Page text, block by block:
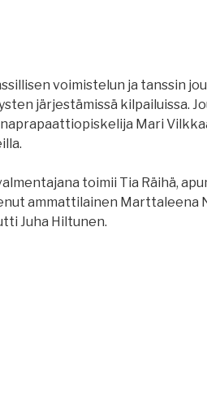
voimistelun ja tanssin
järjestämissä kilpailuissa.
Mari
toimii Tia Räihä,
ammattilainen Marttaleena
Juha Hiltunen.